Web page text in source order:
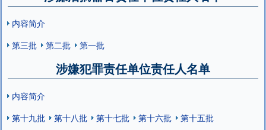
内容简介
第三批
第二批 第一批
涉嫌犯罪责任单位责任人名单
内容简介
第十九批
第十八批 第十七批 第十六批
第十五批